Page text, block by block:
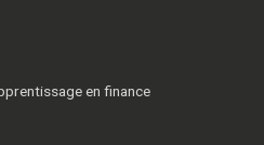
en finance